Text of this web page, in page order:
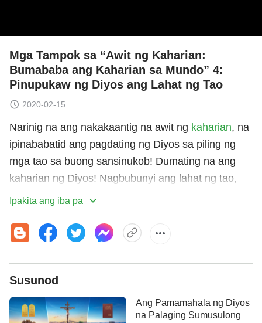
Mga Tampok sa “Awit ng Kaharian:
Bumababa ang Kaharian sa Mundo” 4:
Pinupukaw ng Diyos ang Lahat ng Tao
2020-02-15
Narinig na ang nakakaantig na awit ng kaharian, na
ipinababatid ang pagdating ng Diyos sa piling ng
mga tao sa buong sansinukob! Dumating na ang
kaharian ng Diyos! Nagbubunyi ang lahat ng tao,
nagagalak ang lahat ng bagay! Lahat ng bagay sa
kabigha-bighaning mga tagpo ng kagalakan ang
mga ito?
ang hindi umaasam—hindi nananabik—sa
Ipakita ang iba pa
Susunod
Ang Pamamahala ng Diyos
na Palaging Sumusulong